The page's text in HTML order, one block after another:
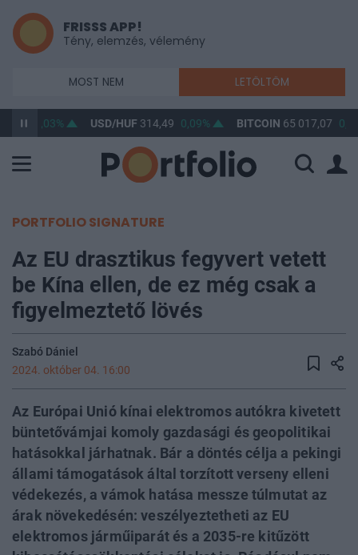
FRISSS APP!
Tény, elemzés, vélemény
MOST NEM LETÖLTÖM
0,03% USD/HUF314,49 0,09% BITCOIN65 017,07
PORTFOLIO SIGNATURE
Az EU drasztikus fegyvert vetett
be Kína ellen, de ez még csak a
figyelmeztető lövés
Szabó Dániel
2024. október 04. 16:00
Az Európai Unió kínai elektromos autókra kivetett
büntetővámjai komoly gazdasági és geopolitikai
hatásokkal járhatnak. Bár a döntés célja a pekingi
állami támogatások által torzított verseny elleni
védekezés, a vámok hatása messze túlmutat az
árak növekedésén: veszélyeztetheti az EU
elektromos járműiparát és a 2035-re kitűzött